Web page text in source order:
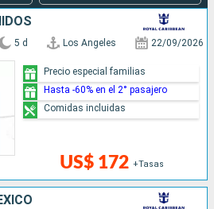
5 d Los Angeles 22/09/2026
US$ 172 +Tasas
Precio especial familias
Hasta -60% en el 2° pasajero
Comidas incluidas